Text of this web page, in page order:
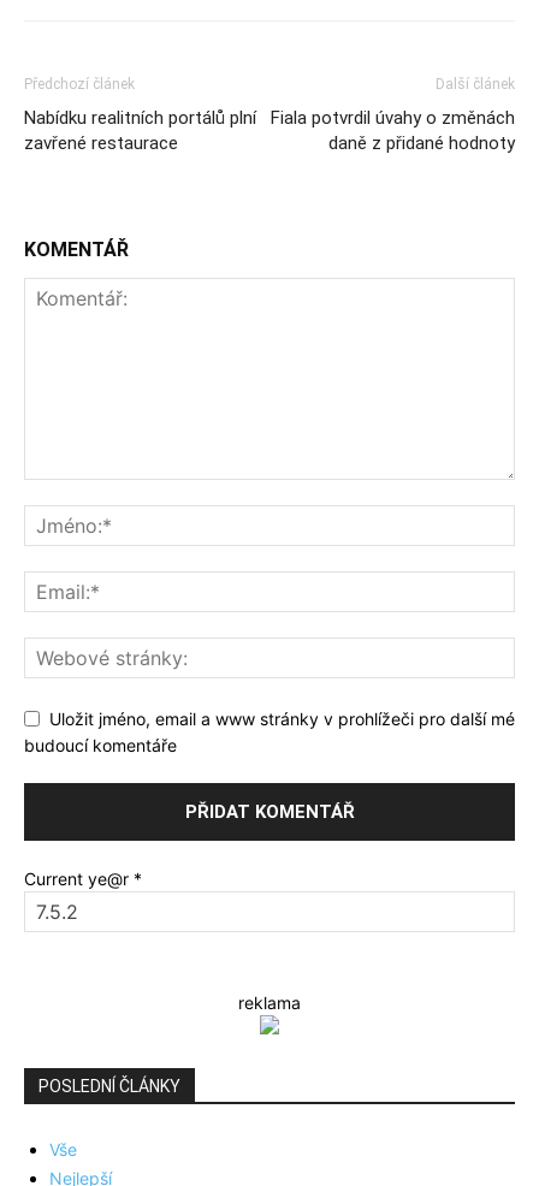
Předchozí článek
Nabídku realitních portálů plní
zavřené restaurace
Další článek
Fiala potvrdil úvahy o změnách
daně z přidané hodnoty
KOMENTÁŘ
Uložit jméno, email a www stránky v prohlížeči pro další mé
budoucí komentáře
Current ye@r *
reklama
POSLEDNÍ ČLÁNKY
Vše
Nejlepší